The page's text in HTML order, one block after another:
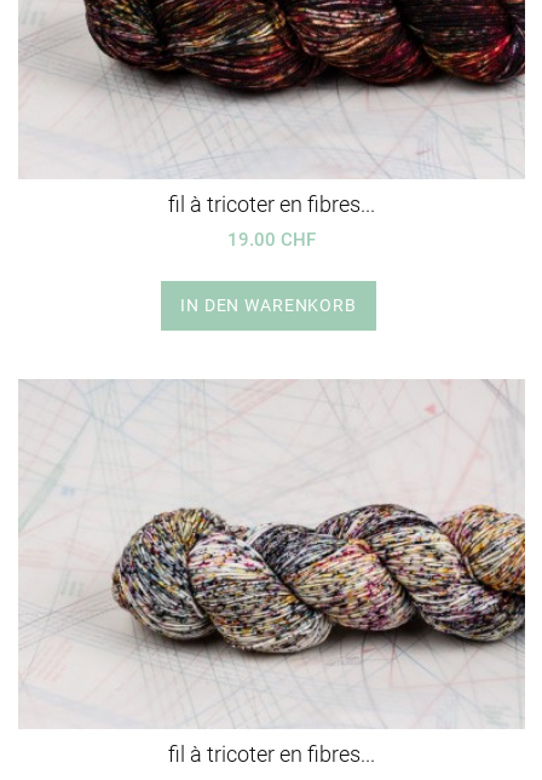
fil à tricoter en fibres...
19.00 CHF
IN DEN WARENKORB
fil à tricoter en fibres...